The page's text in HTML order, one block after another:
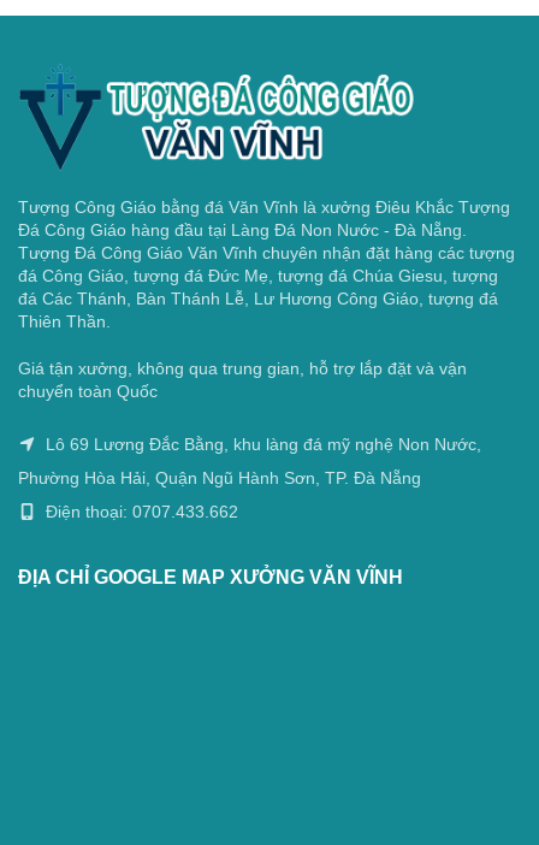
Tượng Công Giáo bằng đá Văn Vĩnh là xưởng Điêu Khắc Tượng
Đá Công Giáo hàng đầu tại Làng Đá Non Nước - Đà Nẵng.
Tượng Đá Công Giáo Văn Vĩnh chuyên nhận đặt hàng các tượng
đá Công Giáo, tượng đá Đức Mẹ, tượng đá Chúa Giesu, tượng
đá Các Thánh, Bàn Thánh Lễ, Lư Hương Công Giáo, tượng đá
Thiên Thần.
Giá tận xưởng, không qua trung gian, hỗ trợ lắp đặt và vận
chuyển toàn Quốc
Lô 69 Lương Đắc Bằng, khu làng đá mỹ nghệ Non Nước,
Phường Hòa Hải, Quận Ngũ Hành Sơn, TP. Đà Nẵng
Điện thoại: 0707.433.662
ĐỊA CHỈ GOOGLE MAP XƯỞNG VĂN VĨNH